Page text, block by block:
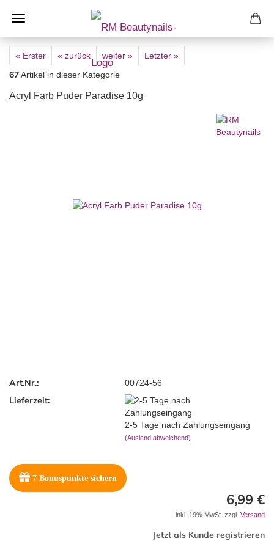
« Erster « zurück weiter » Letzter »
67Artikel in dieser Kategorie
Acryl Farb Puder Paradise 10g
Art.Nr.: 00724-56
Lieferzeit:
2-5 Tage nach Zahlungseingang
(Ausland abweichend)
7 Bonuspunkte sichern
6,99 €
inkl. 19% MwSt. zzgl. Versand
Jetzt als Kunde registrieren